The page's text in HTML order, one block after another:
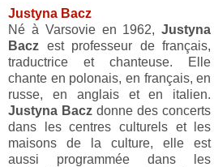
Justyna Bacz
Né à Varsovie en 1962,Justyna
Bacz est professeur de français,
traductrice et chanteuse. Elle
chante en polonais, en français, en
russe, en anglais et en italien.
Justyna Bacz donne des concerts
dans les centres culturels et les
maisons de la culture, elle est
aussi programmée dans les